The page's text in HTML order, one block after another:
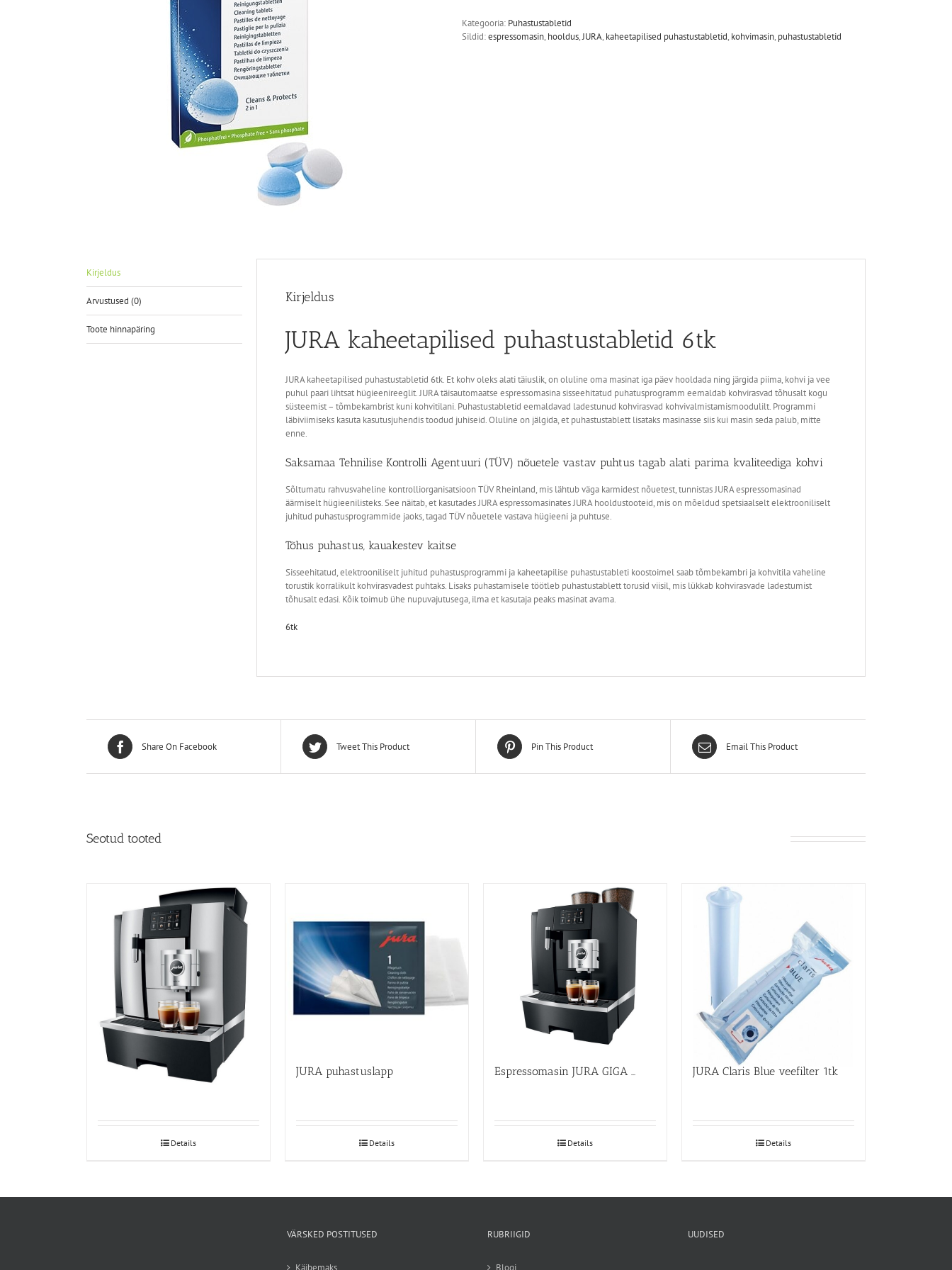
Kategooria: Puhastustabletid
Sildid:espressomasin, hooldus,JURA, kaheetapilised puhastustabletid, kohvimasin, puhastustabletid
Kirjeldus
Arvustused (0)
Toote hinnapäring
Kirjeldus
JURA kaheetapilised puhastustabletid 6tk
JURA kaheetapilised puhastustabletid 6tk. Et kohv oleks alati täiuslik, on oluline oma masinat iga päev hooldada ning järgida piima, kohvi ja vee
puhul paari lihtsat hügieenireeglit. JURA täisautomaatse espressomasina sisseehitatud puhatusprogramm eemaldab kohvirasvad tõhusalt kogu
süsteemist – tõmbekambrist kuni kohvitilani. Puhastustabletid eemaldavad ladestunud kohvirasvad kohvivalmistamismoodulilt. Programmi
läbiviimiseks kasuta kasutusjuhendis toodud juhiseid. Oluline on jälgida, et puhastustablett lisataks masinasse siis kui masin seda palub, mitte
enne.
Saksamaa Tehnilise Kontrolli Agentuuri (TÜV) nõuetele vastav puhtus tagab alati parima kvaliteediga kohvi
Sõltumatu rahvusvaheline kontrolliorganisatsioon TÜV Rheinland, mis lähtub väga karmidest nõuetest, tunnistas JURA espressomasinad
äärmiselt hügieenilisteks. See näitab, et kasutades JURA espressomasinates JURA hooldustooteid, mis on mõeldud spetsiaalselt elektrooniliselt
juhitud puhastusprogrammide jaoks, tagad TÜV nõuetele vastava hügieeni ja puhtuse.
Tõhus puhastus, kauakestev kaitse
Sisseehitatud, elektrooniliselt juhitud puhastusprogrammi ja kaheetapilise puhastustableti koostoimel saab tõmbekambri ja kohvitila vaheline
torustik korralikult kohvirasvadest puhtaks. Lisaks puhastamisele töötleb puhastustablett torusid viisil, mis lükkab kohvirasvade ladestumist
tõhusalt edasi. Kõik toimub ühe nupuvajutusega, ilma et kasutaja peaks masinat avama.
6tk
Share On Facebook Tweet This Product Pin This Product Email This Product
Seotud tooted
Details
JURA puhastuslapp
Details Details
JURA Claris Blue veefilter 1tk
Details
VÄRSKED POSTITUSED
Käibemaks
RUBRIIGID
Blogi
UUDISED